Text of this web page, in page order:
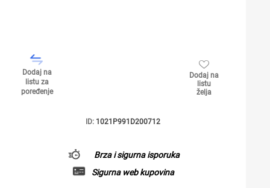
Dodaj na
listu za
poređenje
Dodaj na
listu
želja
ID: 1021P991D200712
Brza i sigurna isporuka
Sigurna web kupovina